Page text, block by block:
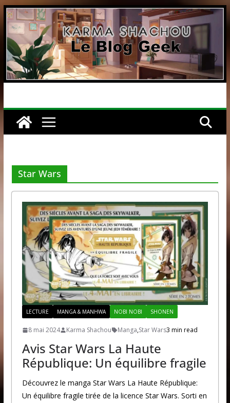
Passer
au
contenu
Star Wars
LECTURE MANGA & MANHWA NOBI NOBI SHONEN
8 mai 2024 Karma Shachou Manga,Star Wars3 min read
Avis Star Wars La Haute
République: Un équilibre fragile
Découvrez le manga Star Wars La Haute République:
Un équilibre fragile tirée de la licence Star Wars. Sorti en